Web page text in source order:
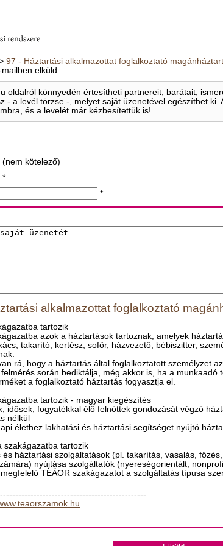
97 - Háztartási alkalmazottat foglalkoztató
mailben elküld
oldalról könnyedén értesítheti partnereit, barátait,
- a levél törzse -, melyet saját üzenetével egészíthet
és a levelét már kézbesítettük is!
(nem kötelező)
*
*
alkalmazottat foglalkoztató
tartozik
azok a háztartások tartoznak, amelyek
takarító, kertész, sofőr, házvezető, bébiszitter,
rá, hogy a háztartás által foglalkoztatott személyzet
során bediktálja, még akkor is, ha a munkaadó
a foglalkoztató háztartás fogyasztja el.
tartozik - magyar kiegészítés
idősek, fogyatékkal élő felnőttek gondozását végző
nélkül
élethez lakhatási és háztartási segítséget nyújtó
szakágazatba tartozik
és háztartási szolgáltatások (pl. takarítás, vasalás,
nyújtása szolgáltatók (nyereségorientált,
TEÁOR szakágazatot a szolgáltatás típusa